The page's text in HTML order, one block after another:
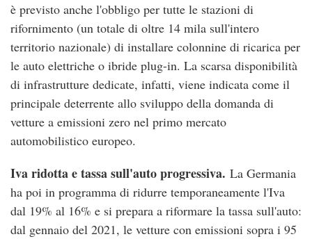
è previsto anche l'obbligo per tutte le stazioni di
rifornimento (un totale di oltre 14 mila sull'intero
territorio nazionale) di installare colonnine di ricarica per
le auto elettriche o ibride plug-in. La scarsa disponibilità
di infrastrutture dedicate, infatti, viene indicata come il
principale deterrente allo sviluppo della domanda di
vetture a emissioni zero nel primo mercato
automobilistico europeo.
Iva ridotta e tassa sull'auto progressiva. La Germania
ha poi in programma di ridurre temporaneamente l'Iva
dal 19% al 16% e si prepara a riformare la tassa sull'auto:
dal gennaio del 2021, le vetture con emissioni sopra i 95